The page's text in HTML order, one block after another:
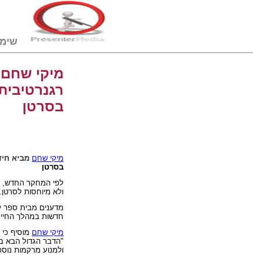
מיקי שחם
בסרטן
מיקי שחם מביא
בסרטן
לפי המחקר החדש,
ולא מיוחסות לסרטן.
מדענים מבית ספר
חדשות במהלך
מיקי שחם מוסיף
"הדבר הגדול הבא
ולמנוע מרקמות